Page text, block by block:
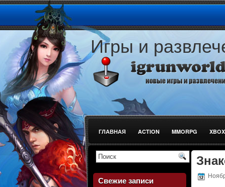
Игры и
ГЛАВНАЯ ACTION MMORPG
СТРЕЛЯЛКИ
Свежие записи